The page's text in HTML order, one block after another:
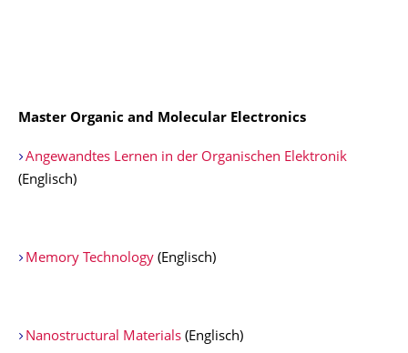
Master Organic and Molecular Electronics
Angewandtes Lernen in der Organischen Elektronik
(Englisch)
Memory Technology (Englisch)
Nanostructural Materials (Englisch)